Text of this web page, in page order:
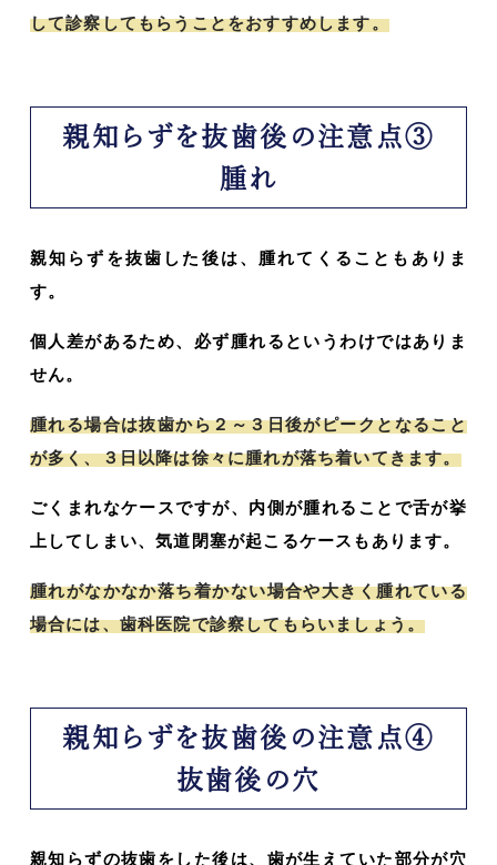
して診察してもらうことをおすすめします。
親知らずを抜歯後の注意点③
腫れ
親知らずを抜歯した後は、腫れてくることもありま
す。
個人差があるため、必ず腫れるというわけではありま
せん。
腫れる場合は抜歯から２～３日後がピークとなること
が多く、３日以降は徐々に腫れが落ち着いてきます。
ごくまれなケースですが、内側が腫れることで舌が挙
上してしまい、気道閉塞が起こるケースもあります。
腫れがなかなか落ち着かない場合や大きく腫れている
場合には、歯科医院で診察してもらいましょう。
親知らずを抜歯後の注意点④
抜歯後の穴
親知らずの抜歯をした後は、歯が生えていた部分が穴